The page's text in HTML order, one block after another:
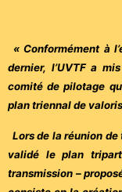
« Conformément à
dernier, l’UVTF a
comité de pilotage
plan triennal de
Lors de la réunion
validé le plan
transmission –